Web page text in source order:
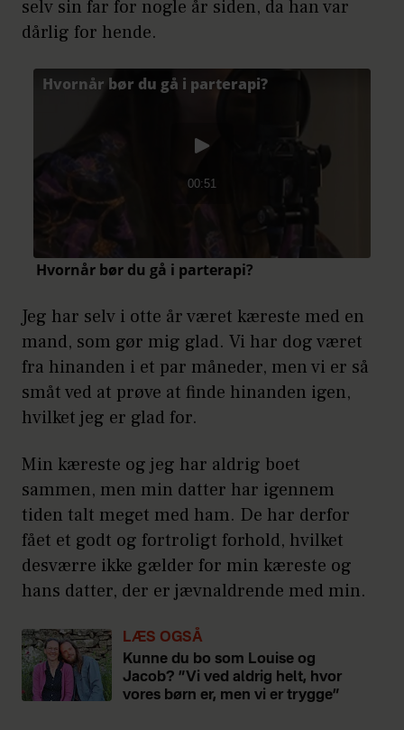
selv sin far for nogle år siden, da han var
dårlig for hende.
Jeg har selv i otte år været kæreste med en
mand, som gør mig glad. Vi har dog været
fra hinanden i et par måneder, men vi er så
småt ved at prøve at finde hinanden igen,
hvilket jeg er glad for.
Min kæreste og jeg har aldrig boet
sammen, men min datter har igennem
tiden talt meget med ham. De har derfor
fået et godt og fortroligt forhold, hvilket
desværre ikke gælder for min kæreste og
hans datter, der er jævnaldrende med min.
LÆS OGSÅ
Kunne du bo som Louise og
Jacob? ”Vi ved aldrig helt, hvor
vores børn er, men vi er trygge”